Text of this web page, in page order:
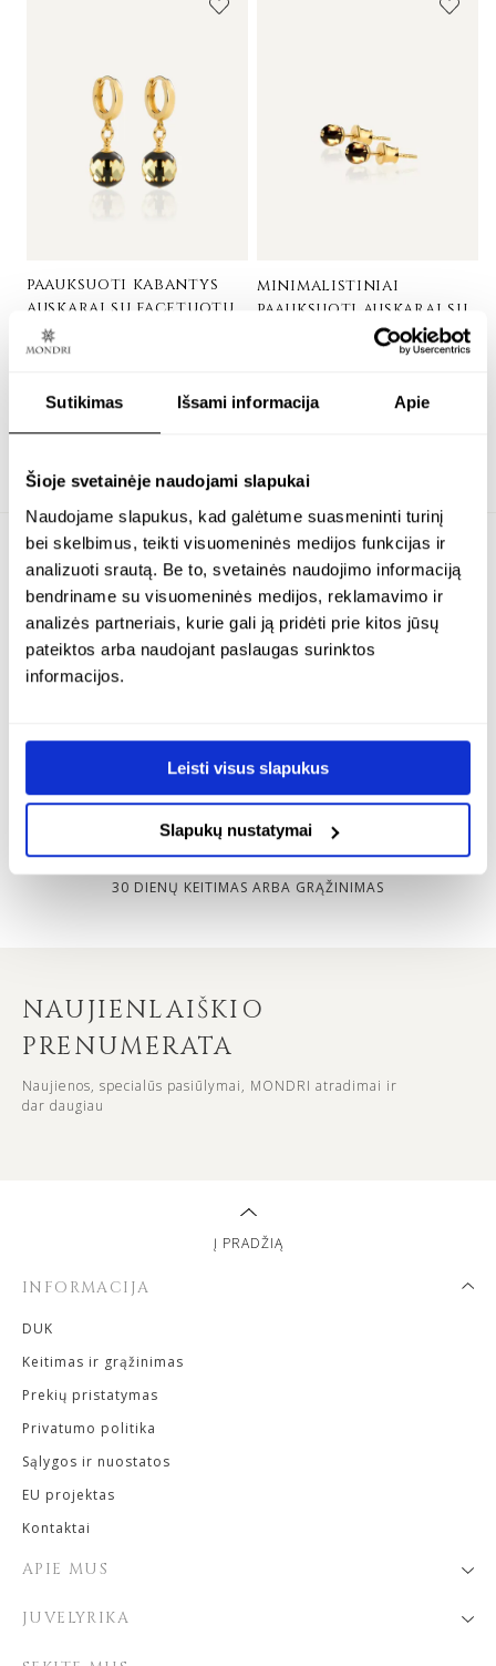
Sutikimas Išsami informacija Apie
Šioje svetainėje naudojami slapukai
Naudojame slapukus, kad galėtume suasmeninti turinį
bei skelbimus, teikti visuomeninės medijos funkcijas ir
analizuoti srautą. Be to, svetainės naudojimo informaciją
bendriname su visuomeninės medijos, reklamavimo ir
analizės partneriais, kurie gali ją pridėti prie kitos jūsų
pateiktos arba naudojant paslaugas surinktos
informacijos.
Leisti visus slapukus
Slapukų nustatymai
paauksuoti kabantys
auskarai su facetuotu
gintaru – bliss
24K paauksuotas sidabras
€158.00
minimalistiniai
paauksuoti auskarai su
5 mm facetuotu
NEMOKAMAS SIUNTIMAS
SAUGUS ATSISKAITYMAS
30 DIENŲ KEITIMAS ARBA GRĄŽINIMAS
NAUJIENLAIŠKIO
PRENUMERATA
Naujienos, specialūs pasiūlymai, MONDRI atradimai ir
dar daugiau
INFORMACIJA
DUK
Keitimas ir grąžinimas
Prekių pristatymas
Privatumo politika
Sąlygos ir nuostatos
EU projektas
Kontaktai
APIE MUS
JUVELYRIKA
Į PRADŽIĄ